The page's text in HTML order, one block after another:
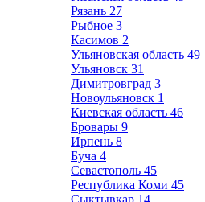
Рязань 27
Рыбное 3
Касимов 2
Ульяновская область 49
Ульяновск 31
Димитровград 3
Новоульяновск 1
Киевская область 46
Бровары 9
Ирпень 8
Буча 4
Севастополь 45
Республика Коми 45
Сыктывкар 14